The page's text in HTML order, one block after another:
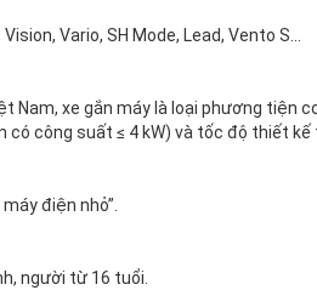
Vario, SH Mode, Lead, Vento S...
Nam, xe gắn máy là loại phương tiện
có công suất ≤ 4 kW) và tốc độ thiết kế
điện nhỏ”.
người từ 16 tuổi.